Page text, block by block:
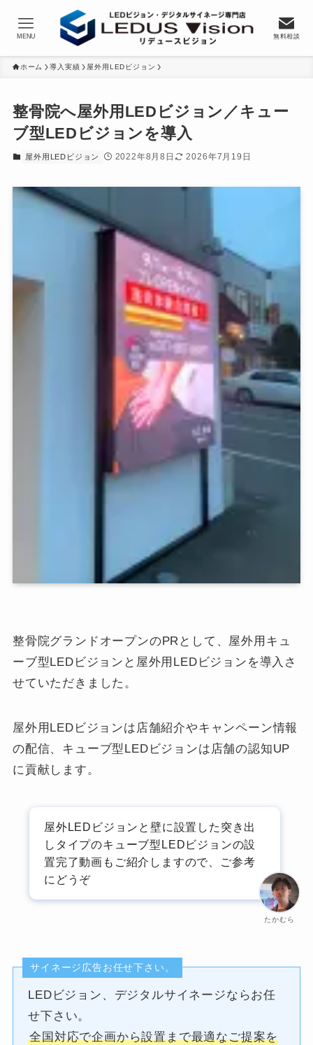
無料相談
MENU
ホーム 導入実績 屋外用LEDビジョン
整骨院へ屋外用LEDビジョン／キュー
ブ型LEDビジョンを導入
屋外用LEDビジョン 2022年8月8日 2026年7月19日
整骨院グランドオープンのPRとして、屋外用キュ
ーブ型LEDビジョンと屋外用LEDビジョンを導入さ
せていただきました。
屋外用LEDビジョンは店舗紹介やキャンペーン情報
の配信、キューブ型LEDビジョンは店舗の認知UP
に貢献します。
たかむら
屋外LEDビジョンと壁に設置した突き出
しタイプのキューブ型LEDビジョンの設
置完了動画もご紹介しますので、ご参考
にどうぞ
サイネージ広告お任せ下さい。
LEDビジョン、デジタルサイネージならお任
せ下さい。
全国対応で企画から設置まで最適なご提案を